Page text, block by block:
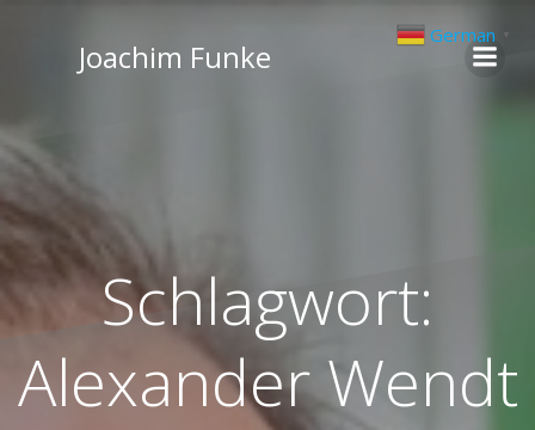
springen
Joachim Funke
Schlagwort:
Alexander Wendt
German ▼